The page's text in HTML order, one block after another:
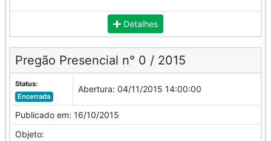
Detalhes
Pregão Presencial n° 0 / 2015
Status:
Encerrada
Abertura: 04/11/2015 14:00:00
Publicado em: 16/10/2015
Objeto: